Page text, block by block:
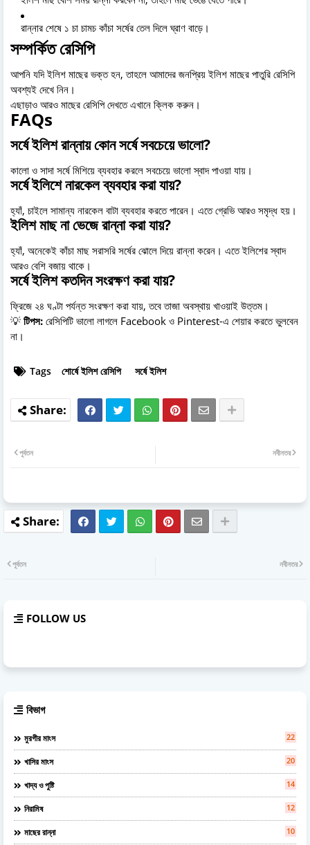
রান্নার শেষে ১ চা চামচ কাঁচা সর্ষের তেল দিলে ঘ্রাণ বাড়ে।
সম্পর্কিত রেসিপি
আপনি যদি ইলিশ মাছের ভক্ত হন, তাহলে আমাদের জনপ্রিয় ইলিশ মাছের পাতুরি রেসিপি
অবশ্যই দেখে নিন।
এছাড়াও আরও মাছের রেসিপি দেখতে এখানে ক্লিক করুন।
FAQs
সর্ষে ইলিশ রান্নায় কোন সর্ষে সবচেয়ে ভালো?
কালো ও সাদা সর্ষে মিশিয়ে ব্যবহার করলে সবচেয়ে ভালো স্বাদ পাওয়া যায়।
সর্ষে ইলিশে নারকেল ব্যবহার করা যায়?
হ্যাঁ, চাইলে সামান্য নারকেল বাটা ব্যবহার করতে পারেন। এতে গ্রেভি আরও সমৃদ্ধ হয়।
ইলিশ মাছ না ভেজে রান্না করা যায়?
হ্যাঁ, অনেকেই কাঁচা মাছ সরাসরি সর্ষের ঝোলে দিয়ে রান্না করেন। এতে ইলিশের স্বাদ
আরও বেশি বজায় থাকে।
সর্ষে ইলিশ কতদিন সংরক্ষণ করা যায়?
ফ্রিজে ২৪ ঘণ্টা পর্যন্ত সংরক্ষণ করা যায়, তবে তাজা অবস্থায় খাওয়াই উত্তম।
💡 টিপস: রেসিপিটি ভালো লাগলে Facebook ও Pinterest-এ শেয়ার করতে ভুলবেন
না।
Tags শোর্ষে ইলিশ রেসিপি সর্ষে ইলিশ
নবীনতর
পূর্বতন
নবীনতর
পূর্বতন
FOLLOW US
বিভাগ
মুরগীর মাংস 22
খাসির মাংস 20
খাদ্য ও পুষ্টি 14
নিরামিষ 12
মাছের রান্না 10